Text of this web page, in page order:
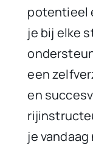
potentieel
je bij elke
een
en
je